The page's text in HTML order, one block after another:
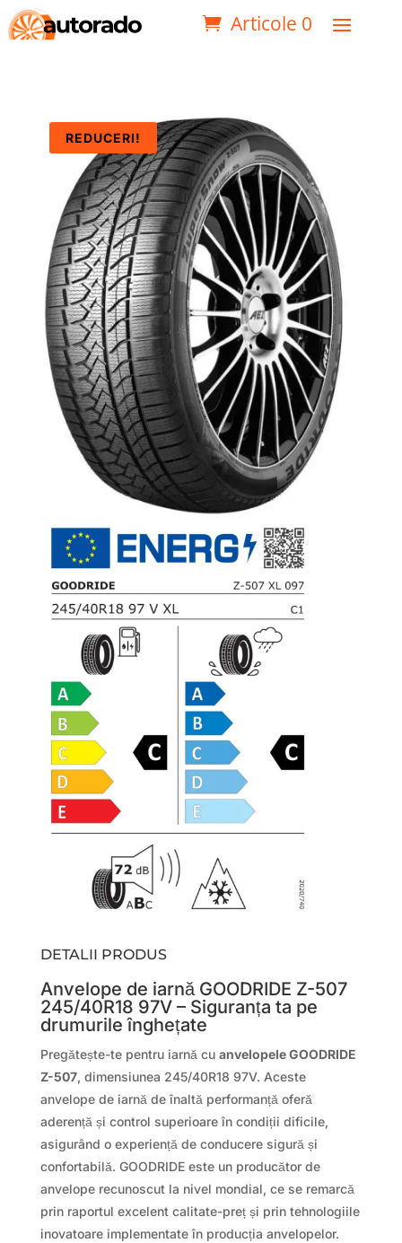
Articole 0
REDUCERI!
DETALII PRODUS
Anvelope de iarnă GOODRIDE Z-507
245/40R18 97V – Siguranța ta pe
drumurile înghețate
Pregătește-te pentru iarnă cu anvelopele GOODRIDE
Z-507, dimensiunea 245/40R18 97V. Aceste
anvelope de iarnă de înaltă performanță oferă
aderență și control superioare în condiții dificile,
asigurând o experiență de conducere sigură și
confortabilă. GOODRIDE este un producător de
anvelope recunoscut la nivel mondial, ce se remarcă
prin raportul excelent calitate-preț și prin tehnologiile
inovatoare implementate în producția anvelopelor.